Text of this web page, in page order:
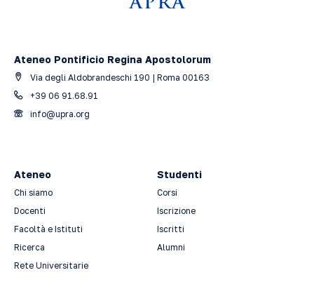
Ateneo Pontificio Regina Apostolorum
Via degli Aldobrandeschi 190 | Roma 00163
+39 06 91.68.91
info@upra.org
Ateneo
Chi siamo
Docenti
Facoltà e Istituti
Ricerca
Rete Universitarie
Studenti
Corsi
Iscrizione
Iscritti
Alumni